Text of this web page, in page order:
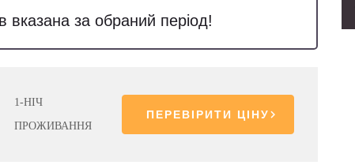
вказана за обраний період!
1-НІЧ
ПРОЖИВАННЯ
ПЕРЕВІРИТИ ЦІНУ